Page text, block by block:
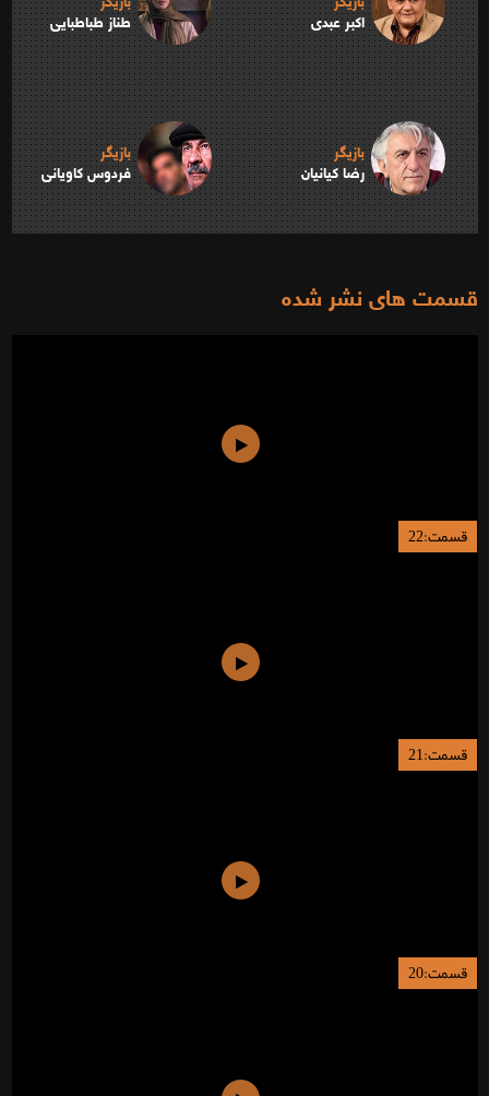
اکبر عبدی طناز طباطبایی
بازیگر
رضا کیانیان
بازیگر
فردوس کاویانی
قسمت های نشر شده
قسمت:22
قسمت:21
قسمت:20